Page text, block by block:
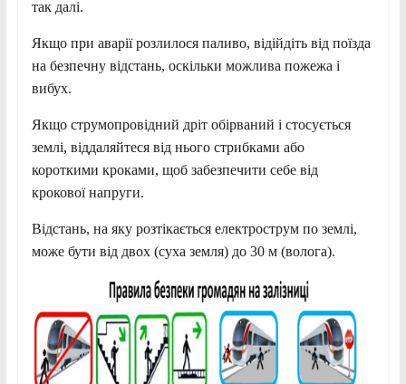
так далі.
Якщо при аварії розлилося паливо, відійдіть від поїзда
на безпечну відстань, оскільки можлива пожежа і
вибух.
Якщо струмопровідний дріт обірваний і стосується
землі, віддаляйтеся від нього стрибками або
короткими кроками, щоб забезпечити себе від
крокової напруги.
Відстань, на яку розтікається електрострум по землі,
може бути від двох (суха земля) до 30 м (волога).